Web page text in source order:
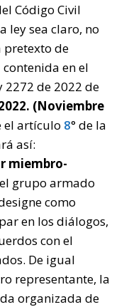
Código Civil
ley sea claro, no
pretexto de
en el
2272 de 2022 de
(Noviembre
el artículo 8° de la
así:
miembro-
grupo armado
como
en los diálogos,
con el
De igual
representante, la
organizada de